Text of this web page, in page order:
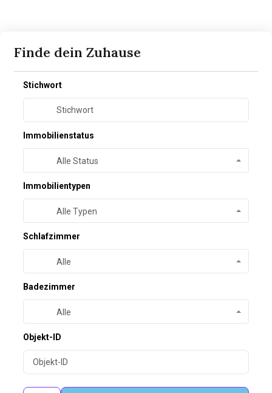
Finde dein Zuhause
Stichwort
Immobilienstatus
Alle Status
Immobilientypen
Alle Typen
Schlafzimmer
Alle
Badezimmer
Alle
Objekt-ID